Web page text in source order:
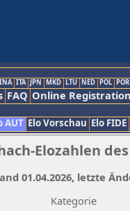
INA ITA JPN MKD LTU NED POL POR
FAQ Online Registration
AUT Elo Vorschau Elo FIDE
Elozahlen des
Kategorie
01.04.2026, letzte